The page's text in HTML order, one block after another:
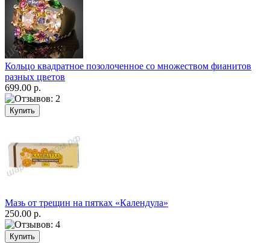
Кольцо квадратное позолоченное со множеством фианитов
разных цветов
699.00 р.
Мазь от трещин на пятках «Календула»
250.00 р.